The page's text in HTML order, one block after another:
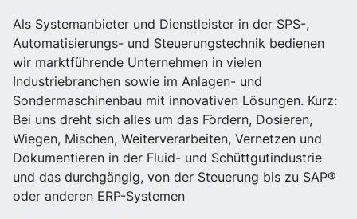
Als Systemanbieter und Dienstleister in der SPS-,
Automatisierungs- und Steuerungstechnik bedienen
wir marktführende Unternehmen in vielen
Industriebranchen sowie im Anlagen- und
Sondermaschinenbau mit innovativen Lösungen. Kurz:
Bei uns dreht sich alles um das Fördern, Dosieren,
Wiegen, Mischen, Weiterverarbeiten, Vernetzen und
Dokumentieren in der Fluid- und Schüttgutindustrie
und das durchgängig, von der Steuerung bis zu SAP®
oder anderen ERP-Systemen